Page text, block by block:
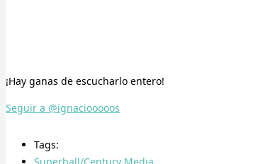
¡Hay ganas de escucharlo entero!
Seguir a @ignaciooooos
Tags: